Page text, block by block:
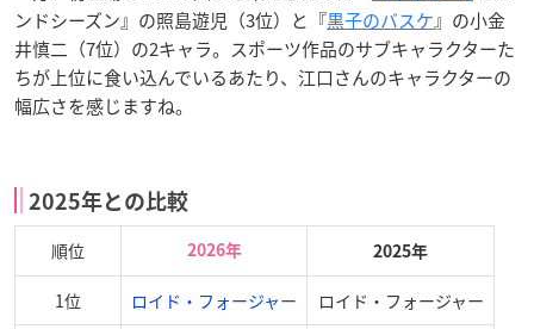
ンドシーズン』の照島遊児（3位）と『黒子のバスケ』の小金
井慎二（7位）の2キャラ。スポーツ作品のサブキャラクターた
ちが上位に食い込んでいるあたり、江口さんのキャラクターの
幅広さを感じますね。
2025年との比較
順位 2026年 2025年
1位 ロイド・フォージャー ロイド・フォージャー